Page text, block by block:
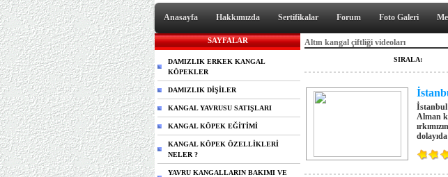
Anasayfa Hakkımızda Sertifikalar Forum Foto Galeri
SAYFALAR
DAMIZLIK ERKEK KANGAL
KÖPEKLER
DAMIZLIK DİŞİLER
KANGAL YAVRUSU SATIŞLARI
KANGAL KÖPEK EĞİTİMİ
KANGAL KÖPEK ÖZELLİKLERİ
NELER ?
YAVRU KANGALLARIN BAKIMI VE
Altın kangal çiftliği videoları
SIRALA:
İstanbul
Alman